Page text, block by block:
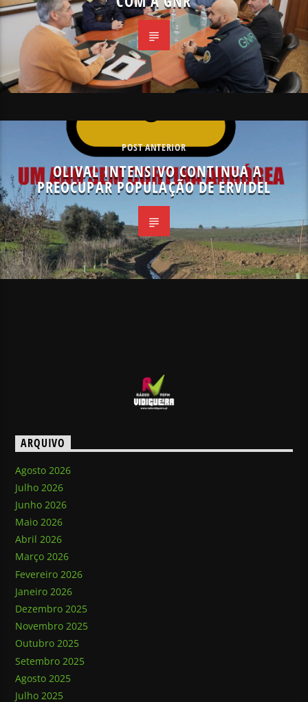
POST ANTERIOR
OLIVAL INTENSIVO CONTINUA A
PREOCUPAR POPULAÇÃO DE ERVIDEL
ARQUIVO
Agosto 2026
Julho 2026
Junho 2026
Maio 2026
Abril 2026
Março 2026
Fevereiro 2026
Janeiro 2026
Dezembro 2025
Novembro 2025
Outubro 2025
Setembro 2025
Agosto 2025
Julho 2025